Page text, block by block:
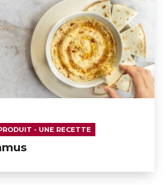
- UNE RECETTE